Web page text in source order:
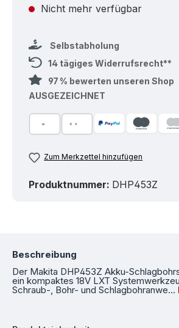
Nicht mehr verfügbar
Selbstabholung
14 tägiges Widerrufsrecht**
97 % bewerten unseren Shop
AUSGEZEICHNET
Zum Merkzettel hinzufügen
Produktnummer: DHP453Z
Beschreibung
Der Makita DHP453Z Akku-
ein kompaktes 18V LXT
Schraub-, Bohr- und Schlagbohranwe…